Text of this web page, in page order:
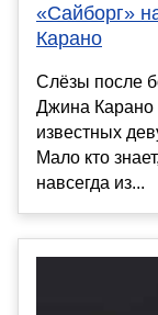
«Сайборг»
Карано
Слёзы после
Джина Карано
известных
Мало кто
навсегда из...